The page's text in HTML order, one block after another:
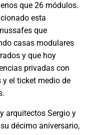
que 26 módulos.
esta
que
casas modulares
y que hoy
privadas con
el ticket medio de
arquitectos Sergio y
décimo aniversario,